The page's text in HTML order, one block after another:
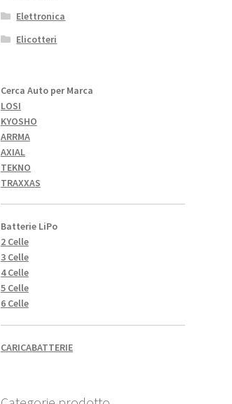
Elettronica
Elicotteri
Cerca Auto per Marca
LOSI
KYOSHO
ARRMA
AXIAL
TEKNO
TRAXXAS
Batterie LiPo
2 Celle
3 Celle
4 Celle
5 Celle
6 Celle
CARICABATTERIE